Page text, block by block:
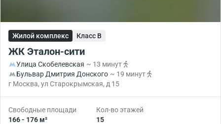
Жилой комплекс Класс B
ЖК Эталон-сити
Улица Скобелевская ~ 13 минут
Бульвар Дмитрия Донского ~ 19 минут
г Москва, ул Старокрымская, д 15
Свободные площади
166 - 176 м²
Кол-во этажей
15